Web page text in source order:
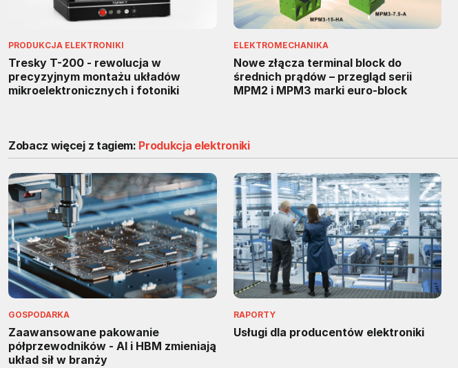
PRODUKCJA ELEKTRONIKI
Tresky T-200 - rewolucja w
precyzyjnym montażu układów
mikroelektronicznych i fotoniki
ELEKTROMECHANIKA
Nowe złącza terminal block do
średnich prądów – przegląd serii
MPM2 i MPM3 marki euro-block
Zobacz więcej z tagiem: Produkcja elektroniki
GOSPODARKA
Zaawansowane pakowanie
półprzewodników - AI i HBM zmieniają
układ sił w branży
RAPORTY
Usługi dla producentów elektroniki